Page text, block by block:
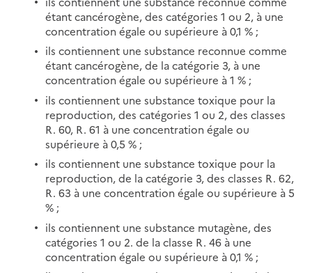
étant cancérogène, des catégories 1 ou 2, à une
concentration égale ou supérieure à 0,1 % ;
ils contiennent une substance reconnue comme
étant cancérogène, de la catégorie 3, à une
concentration égale ou supérieure à 1 % ;
ils contiennent une substance toxique pour la
reproduction, des catégories 1 ou 2, des classes
R. 60, R. 61 à une concentration égale ou
supérieure à 0,5 % ;
ils contiennent une substance toxique pour la
reproduction, de la catégorie 3, des classes R. 62,
R. 63 à une concentration égale ou supérieure à 5
% ;
ils contiennent une substance mutagène, des
catégories 1 ou 2. de la classe R. 46 à une
concentration égale ou supérieure à 0,1 % ;